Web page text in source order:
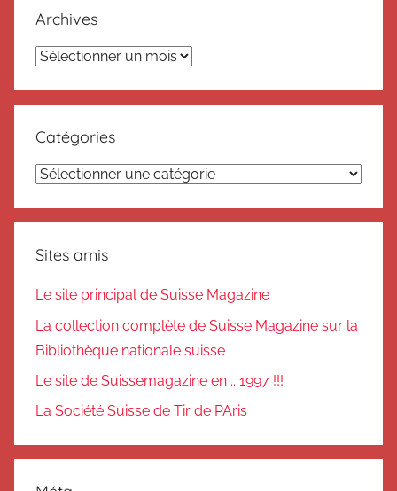
Archives
Archives
Catégories
Catégories
Sites amis
Le site principal de Suisse Magazine
La collection complète de Suisse Magazine sur la
Bibliothèque nationale suisse
Le site de Suissemagazine en .. 1997 !!!
La Société Suisse de Tir de PAris